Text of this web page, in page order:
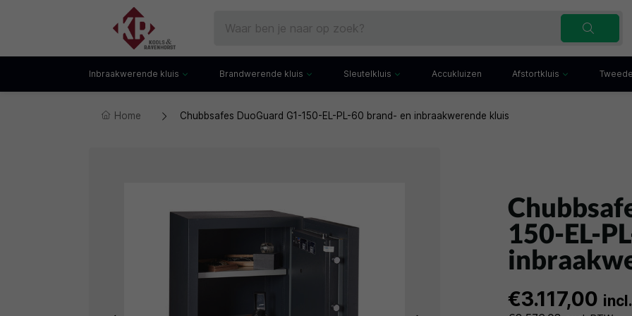
Inbraakwerende kluis
Gecertificeerde kluis
Brandwerende kluis
Documentenkluis
Sleutelkluis
Inbraakwerende sleutelkluis
Accukluizen Afstortkluis
Home Chubbsafes DuoGuard G1-150-EL-PL-60 brand- en inbraakwerende kluis
150-EL-
€3.117,00